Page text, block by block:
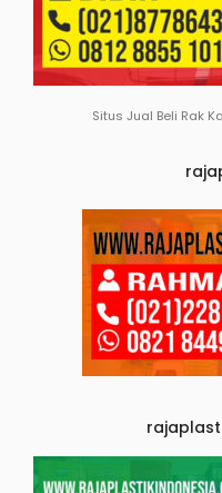
Situs Jual Beli Rak